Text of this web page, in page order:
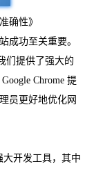
确性》
成功至关重要。
们提供了强大的
Chrome 提
员更好地优化网
大开发工具，其中